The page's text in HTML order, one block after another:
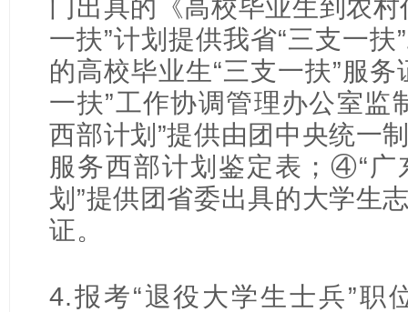
门出具的《高校毕业生到农
一扶”计划提供我省“三支一
的高校毕业生“三支一扶”服
一扶”工作协调管理办公室
西部计划”提供由团中央统一
服务西部计划鉴定表；④“广
划”提供团省委出具的大学生
证。
4.报考“退役大学生士兵”职